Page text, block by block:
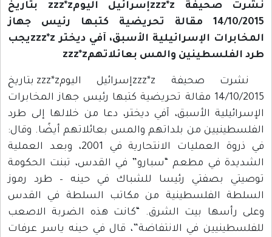
نشرت صحيفة zzz*zإسرائيل اليومzzz*z بتاريخ
14/10/2015 مقالة تحريضية كتبها رئيس جهاز
المخابرات الإسرائيلية الأسبق، آفي ديختر zzz*zيجب
طرد الفلسطينين والمس بعائلاتهمzzz*z
نشرت صحيفة zzz*zإسرائيل اليومzzz*z بتاريخ
14/10/2015 مقالة تحريضية كتبها رئيس جهاز المخابرات
الإسرائيلية الأسبق، آفي ديختر، دعا من خلالها إلى طرد
الفلسطينيين من بلداتهم والمس بعائلاتهم أيضًا. وقال:
في ذروة العمليات الانتحارية في 2001، وبعد العملية
الشديدة في مطعم “سبارو” في القدس، تبنت الحكومة
توصيتي بصفتي رئيسا للشباك في حينه – طرد رموز
السلطة الفلسطينية من مكاتب السلطة في القدس
وعلى رأسها بيت الشرق. “كانت هذه الضربة الاصعب
للفلسطينيين في الانتفاضة”، قال في حينه ياسر عرفات